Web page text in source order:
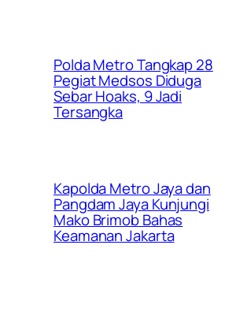
Polda Metro Tangkap 28
Pegiat Medsos Diduga
Sebar Hoaks, 9 Jadi
Tersangka
Kapolda Metro Jaya dan
Pangdam Jaya Kunjungi
Mako Brimob Bahas
Keamanan Jakarta